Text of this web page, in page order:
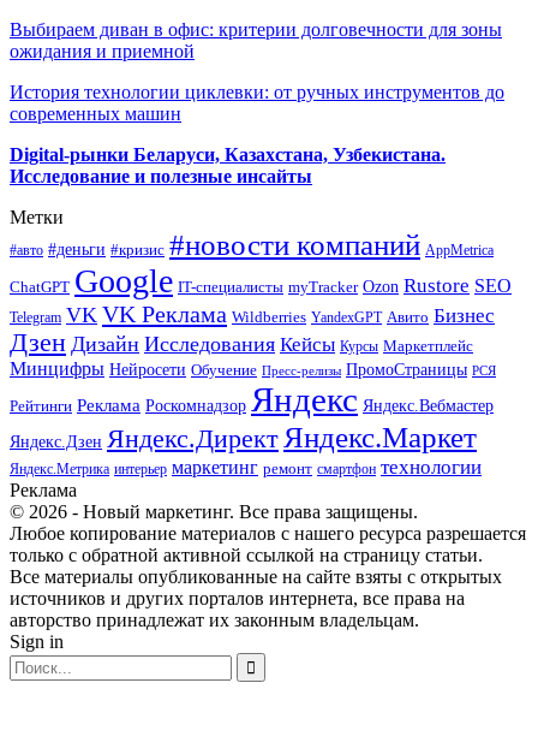
Выбираем диван в офис: критерии долговечности для зоны
ожидания и приемной
История технологии циклевки: от ручных инструментов до
современных машин
Digital-рынки Беларуси, Казахстана, Узбекистана.
Исследование и полезные инсайты
Метки
#авто #деньги #кризис #новости компаний AppMetrica
ChatGPT Google IT-специалисты myTracker Ozon Rustore SEO
Telegram VK VK Реклама Wildberries YandexGPT Авито Бизнес
Дзен Дизайн Исследования Кейсы Курсы Маркетплейс
Минцифры Нейросети Обучение Пресс-релизы ПромоСтраницы РСЯ
Рейтинги Реклама Роскомнадзор Яндекс Яндекс.Вебмастер
Яндекс.Дзен Яндекс.ДиректЯндекс.Маркет
Яндекс.Метрика интерьер маркетинг ремонт смартфон технологии
Реклама
© 2026 - Новый маркетинг. Все права защищены.
Любое копирование материалов с нашего ресурса разрешается
только с обратной активной ссылкой на страницу статьи.
Все материалы опубликованные на сайте взяты с открытых
источников и других порталов интернета, все права на
авторство принадлежат их законным владельцам.
Sign in